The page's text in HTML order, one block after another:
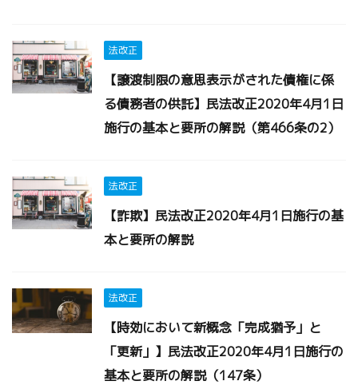
法改正
【譲渡制限の意思表示がされた債権に係
る債務者の供託】民法改正2020年4月1日
施行の基本と要所の解説（第466条の2）
法改正
【詐欺】民法改正2020年4月1日施行の基
本と要所の解説
法改正
【時効において新概念「完成猶予」と
「更新」】民法改正2020年4月1日施行の
基本と要所の解説（147条）